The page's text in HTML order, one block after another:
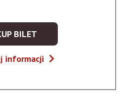
BILET
KUP
NA
informacji
Głosy